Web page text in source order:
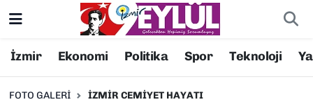
İzmir Ekonomi Politika Spor Teknoloji
FOTO GALERI İZMIR CEMIYET HAYATI
Resmi İlanlar
BİLİM
Konak Nöbetçi Eczaneler
Konak Hava Durumu